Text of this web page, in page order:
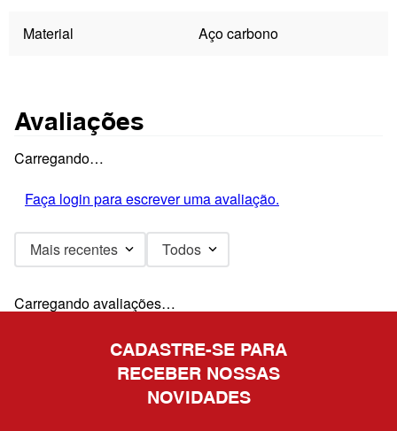
Material Aço carbono
Avaliações
Carregando…
Faça login para escrever uma avaliação.
Mais recentes Todos
Carregando avaliações…
CADASTRE-SE PARA
RECEBER NOSSAS
NOVIDADES